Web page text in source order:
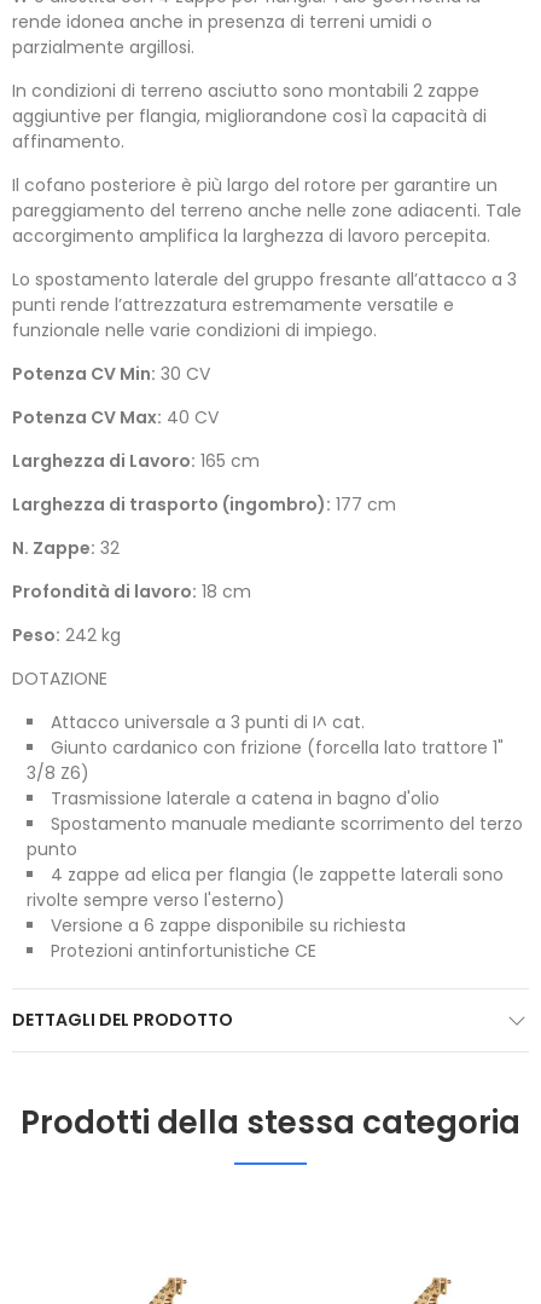
rende idonea anche in presenza di terreni umidi o
parzialmente argillosi.
In condizioni di terreno asciutto sono montabili 2 zappe
aggiuntive per flangia, migliorandone così la capacità di
affinamento.
Il cofano posteriore è più largo del rotore per garantire un
pareggiamento del terreno anche nelle zone adiacenti. Tale
accorgimento amplifica la larghezza di lavoro percepita.
Lo spostamento laterale del gruppo fresante all’attacco a 3
punti rende l’attrezzatura estremamente versatile e
funzionale nelle varie condizioni di impiego.
Potenza CV Min: 30 CV
Potenza CV Max: 40 CV
Larghezza di Lavoro: 165 cm
Larghezza di trasporto (ingombro): 177 cm
N. Zappe: 32
Profondità di lavoro: 18 cm
Peso: 242 kg
DOTAZIONE
Attacco universale a 3 punti di I^ cat.
Giunto cardanico con frizione (forcella lato trattore 1"
3/8 Z6)
Trasmissione laterale a catena in bagno d'olio
Spostamento manuale mediante scorrimento del terzo
punto
4 zappe ad elica per flangia (le zappette laterali sono
rivolte sempre verso l'esterno)
Versione a 6 zappe disponibile su richiesta
Protezioni antinfortunistiche CE
DETTAGLI DEL PRODOTTO
Prodotti della stessa categoria